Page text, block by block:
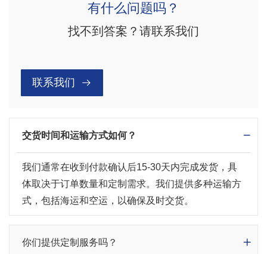
有什么问题吗？
找不到答案？请联系我们
联系我们
交货时间和运输方式如何？
我们通常在收到付款确认后15-30天内完成发货，具
体取决于订单数量和定制需求。我们提供多种运输方
式，包括海运和空运，以确保及时交货。
你们提供定制服务吗？